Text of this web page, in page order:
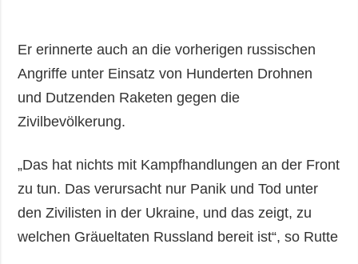
Er erinnerte auch an die vorherigen russischen
Angriffe unter Einsatz von Hunderten Drohnen
und Dutzenden Raketen gegen die
Zivilbevölkerung.
„Das hat nichts mit Kampfhandlungen an der Front
zu tun. Das verursacht nur Panik und Tod unter
den Zivilisten in der Ukraine, und das zeigt, zu
welchen Gräueltaten Russland bereit ist“, so Rutte